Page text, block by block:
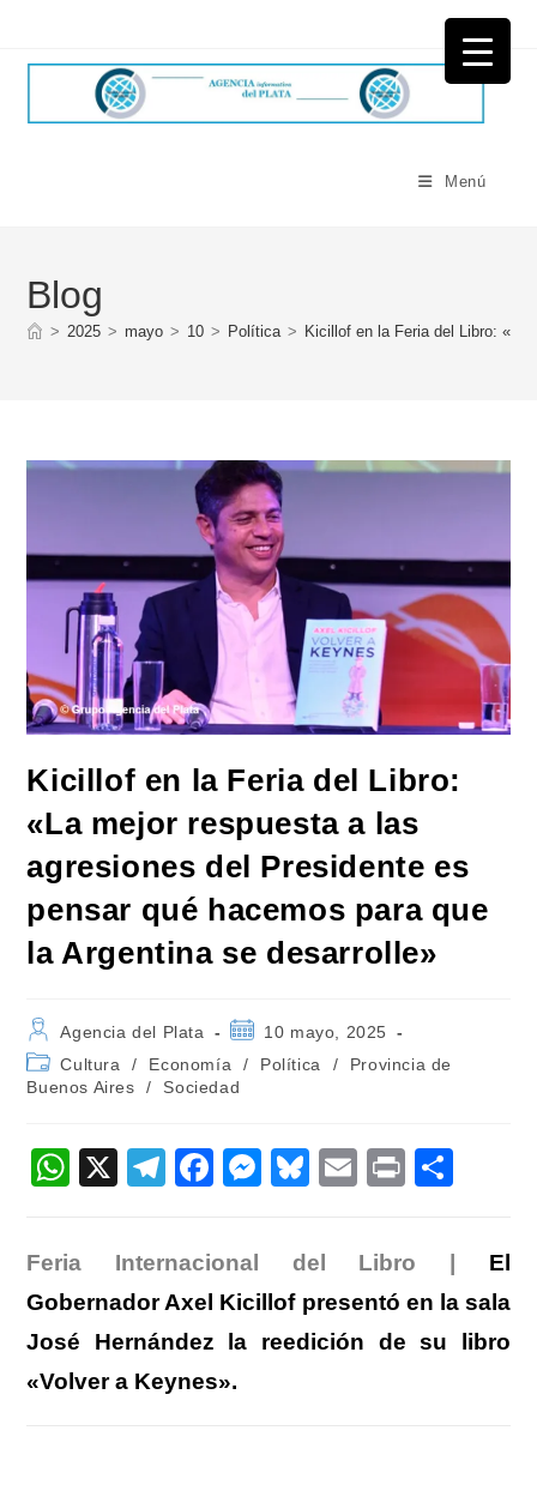
Menú
Blog
> 2025 > mayo > 10 > Política > Kicillof en la Feria del Libro: «La
Kicillof en la Feria del Libro:
«La mejor respuesta a las
agresiones del Presidente es
pensar qué hacemos para que
la Argentina se desarrolle»
Autor
de
la
entrada:
Agencia del Plata
Publicación
la
entrada:
10 mayo, 2025
Categoría
de
Cultura / Economía / Política /
Provincia de
Buenos Aires
/ Sociedad
W
s
A
p
p
X
T
gr
a
m
F
e
b
o
o
M
e
n
g
Bl
e
sk
y
E
ail
Pr
m
p
ar
tir
Feria Internacional del Libro |
El
Gobernador Axel Kicillof presentó en la sala
José Hernández la reedición de su libro
«Volver a Keynes».